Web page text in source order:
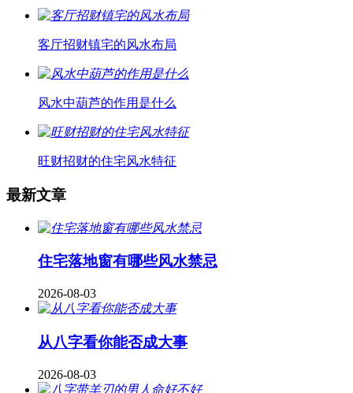
客厅招财镇宅的风水布局
风水中葫芦的作用是什么
旺财招财的住宅风水特征
最新文章
住宅落地窗有哪些风水禁忌
2026-08-03
从八字看你能否成大事
2026-08-03